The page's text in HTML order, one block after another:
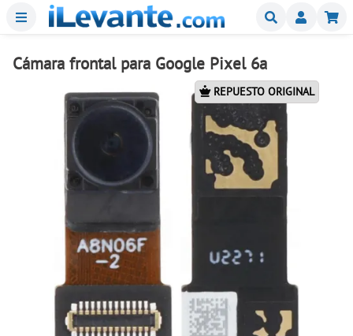
Menu Buscar
Cámara frontal para Google Pixel 6a
REPUESTO ORIGINAL